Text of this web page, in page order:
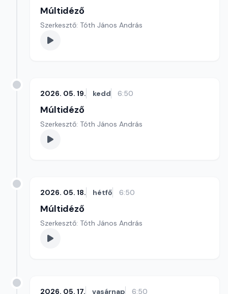
Múltidéző
Szerkesztő: Tóth János András
2026. 05. 19. kedd 6:50
Múltidéző
Szerkesztő: Tóth János András
2026. 05. 18. hétfő 6:50
Múltidéző
Szerkesztő: Tóth János András
2026. 05. 17. vasárnap 6:50